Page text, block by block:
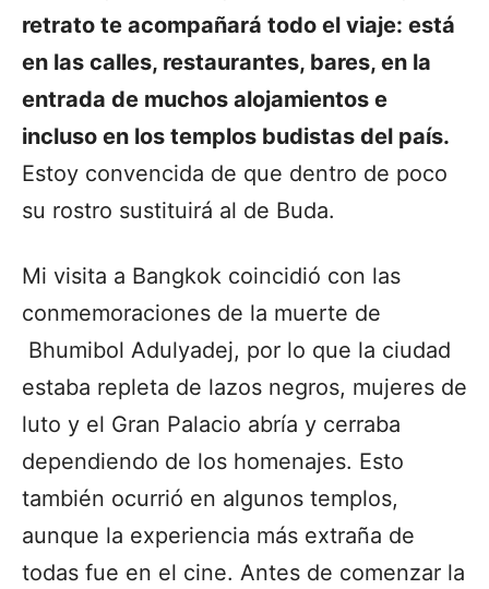
retrato te acompañará todo el viaje: está
en las calles, restaurantes, bares, en la
entrada de muchos alojamientos e
incluso en los templos budistas del país.
Estoy convencida de que dentro de poco
su rostro sustituirá al de Buda.
Mi visita a Bangkok coincidió con las
conmemoraciones de la muerte de
Bhumibol Adulyadej, por lo que la ciudad
estaba repleta de lazos negros, mujeres de
luto y el Gran Palacio abría y cerraba
dependiendo de los homenajes. Esto
también ocurrió en algunos templos,
aunque la experiencia más extraña de
todas fue en el cine. Antes de comenzar la